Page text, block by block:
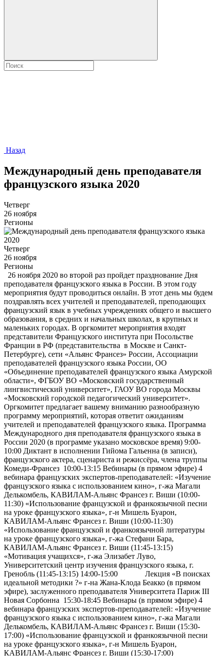
Назад
Международный день преподавателя
французского языка 2020
Четверг
26 ноября
Регионы
Четверг
26 ноября
Регионы
26 ноября 2020 во второй раз пройдет празднование Дня
преподавателя французского языка в России. В этом году
мероприятия будут проводиться онлайн. В этот день мы будем
поздравлять всех учителей и преподавателей, преподающих
французский язык в учебных учреждениях общего и высшего
образования, в средних и начальных школах, в крупных и
маленьких городах. В оргкомитет мероприятия входят
представители Французского института при Посольстве
Франции в РФ (представительства в Москве и Санкт-
Петербурге), сети «Альянс Франсез» России, Ассоциации
преподавателей французского языка России, ОО
«Объединение преподавателей французского языка Амурской
области», ФГБОУ ВО «Московский государственный
лингвистический университет», ГАОУ ВО города Москвы
«Московский городской педагогический университет».
Оргкомитет предлагает вашему вниманию разнообразную
программу мероприятий, которая ответит ожиданиям
учителей и преподавателей французского языка. Программа
Международного дня преподавателя французского языка в
России 2020 (в программе указано московское время) 9:00-
10:00 Диктант в исполнении Гийома Гальенна (в записи),
французского актера, сценариста и режиссёра, члена труппы
Комеди-Франсез 10:00-13:15 Вебинары (в прямом эфире) 4
вебинара французских экспертов-преподавателей: «Изучение
французского языка с использованием кино», г-жа Магали
Делькомбель, КАВИЛАМ-Альянс Франсез г. Виши (10:00-
11:30) «Использование французской и франкоязычной песни
на уроке французского языка», г-н Мишель Буарон,
КАВИЛАМ-Альянс Франсез г. Виши (10:00-11:30)
«Использование французской и франкоязычной литературы
на уроке французского языка», г-жа Стефани Бара,
КАВИЛАМ-Альянс Франсез г. Виши (11:45-13:15)
«Мотивация учащихся», г-жа Элизабет Луво,
Университетский центр изучения французского языка, г.
Гренобль (11:45-13:15) 14:00-15:00 Лекция «В поисках
идеальной методики ?» г-на Жана-Клода Беакко (в прямом
эфире), заслуженного преподавателя Университета Париж III
Новая Сорбонна 15:30-18:45 Вебинары (в прямом эфире) 4
вебинара французских экспертов-преподавателей: «Изучение
французского языка с использованием кино», г-жа Магали
Делькомбель, КАВИЛАМ-Альянс Франсез г. Виши (15:30-
17:00) «Использование французской и франкоязычной песни
на уроке французского языка», г-н Мишель Буарон,
КАВИЛАМ-Альянс Франсез г. Виши (15:30-17:00)